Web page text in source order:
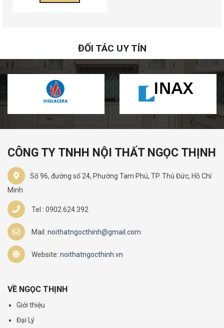
ĐỐI TÁC UY TÍN
CÔNG TY TNHH NỘI THẤT NGỌC THỊNH
Số 96, đường số 24, Phường Tam Phú, TP. Thủ Đức, Hồ Chí
Minh
Tel : 0902.624.392
Mail: noithatngocthinh@gmail.com
Website: noithatngocthinh.vn
VỀ NGỌC THỊNH
Giới thiệu
Đại Lý